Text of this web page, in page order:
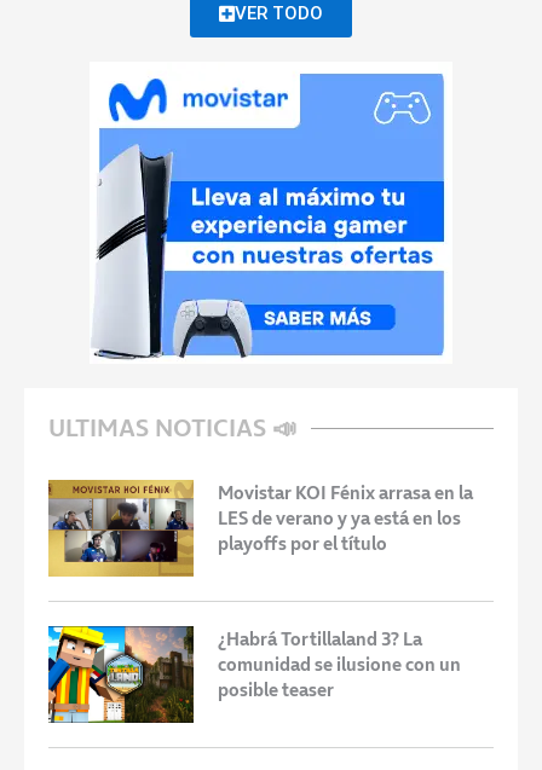
VER TODO
ULTIMAS NOTICIAS 📣
Movistar KOI Fénix arrasa en la
LES de verano y ya está en los
playoffs por el título
¿Habrá Tortillaland 3? La
comunidad se ilusione con un
posible teaser